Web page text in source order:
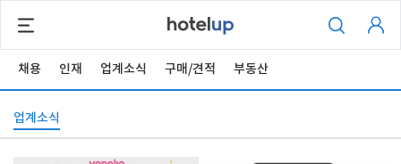
채용 인재 업계소식 구매/견적 부동산
업계소식